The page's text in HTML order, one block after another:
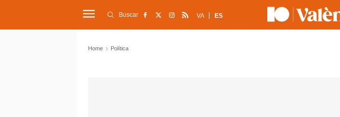
Buscar VA ES
Home Política